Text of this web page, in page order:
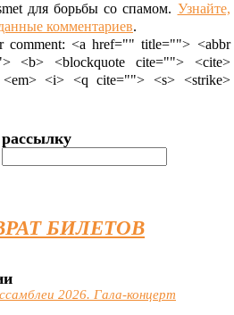
для борьбы со спамом. Узнайте,
комментариев.
comment: <a href="" title=""> <abbr
<b> <blockquote cite=""> <cite>
<em> <i> <q cite=""> <s> <strike>
БИЛЕТОВ
2026. Гала-концерт